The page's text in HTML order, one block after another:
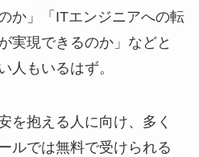
か」「ITエンジニアへの転
実現できるのか」などと
人もいるはず。
を抱える人に向け、多く
ルでは無料で受けられる